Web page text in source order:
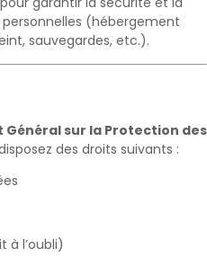
(hébergement
sauvegardes, etc.).
Général sur la Protection des
des droits suivants :
à l’oubli)